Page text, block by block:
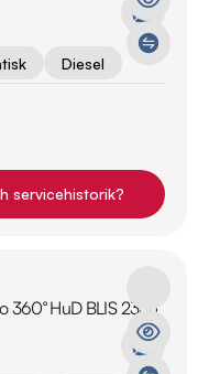
Diesel
servicehistorik?
360° HuD BLIS 235h